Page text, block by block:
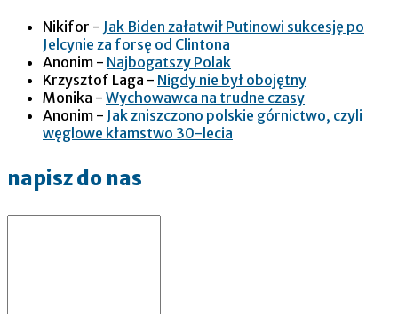
Nikifor - Jak Biden załatwił Putinowi sukcesję po
Jelcynie za forsę od Clintona
Anonim - Najbogatszy Polak
Krzysztof Laga - Nigdy nie był obojętny
Monika - Wychowawca na trudne czasy
Anonim - Jak zniszczono polskie górnictwo, czyli
węglowe kłamstwo 30-lecia
napisz do nas